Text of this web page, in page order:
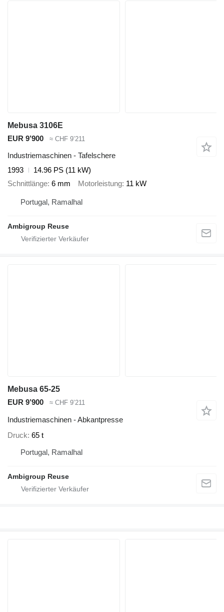
Mebusa 3106E
EUR 9’900
≈ CHF 9’211
Industriemaschinen - Tafelschere
1993
14.96 PS (11 kW)
Schnittlänge 6 mm Motorleistung 11 kW
Portugal, Ramalhal
Ambigroup Reuse
Mebusa 65-25
EUR 9’900
≈ CHF 9’211
Industriemaschinen - Abkantpresse
Druck 65 t
Portugal, Ramalhal
Ambigroup Reuse